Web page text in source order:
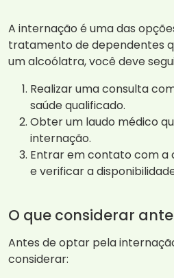
A internação é uma das
tratamento de dependentes
um alcoólatra, você deve
Realizar uma consulta
saúde qualificado.
Obter um laudo médico
internação.
Entrar em contato com a
e verificar a
O que considerar
Antes de optar pela
considerar: